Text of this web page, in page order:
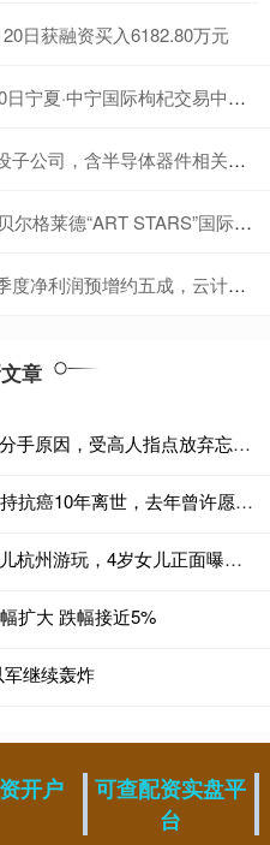
日获融资买入6182.80万元
·中宁国际枸杞交易中心价格行情
公司，含半导体器件相关业务
莱德“ART STARS”国际大赛
预增约五成，云计算业务高速增长
章
红腾网平台 黄玉郎自曝与黎姿分手原因，受高人指点放弃忘年恋，曾在一起三年
太原股票配资网官网 37岁女主持抗癌10年离世，去年曾许愿再活5年，讣告看哭网友
牛道配资APP下载 卢靖姗带女儿杭州游玩，4岁女儿正面曝光，五官立体精致很像韩庚
扩大 跌幅接近5%
继续轰炸
开户
可查配资实盘平
台